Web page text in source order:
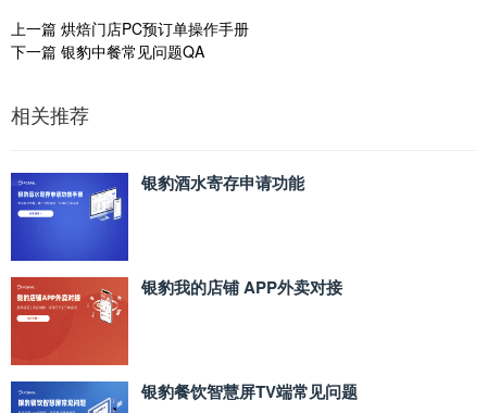
上一篇 烘焙门店PC预订单操作手册
下一篇 银豹中餐常见问题QA
相关推荐
银豹酒水寄存申请功能
银豹我的店铺 APP外卖对接
银豹餐饮智慧屏TV端常见问题